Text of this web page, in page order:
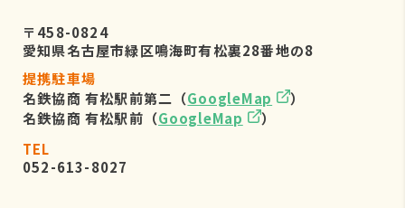
〒458-0824
愛知県名古屋市緑区鳴海町有松裏28番地の8
提携駐車場
名鉄協商 有松駅前第二（GoogleMap
）
名鉄協商 有松駅前（GoogleMap
）
TEL
052-613-8027